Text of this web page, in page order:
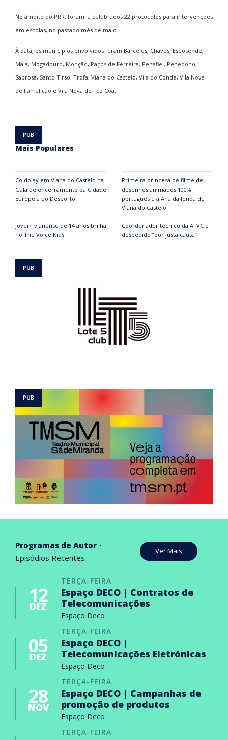
No âmbito do PRR, foram já celebrados 22 protocolos para intervenções
em escolas, no passado mês de maio.
À data, os municípios envolvidos foram Barcelos, Chaves, Esposende,
Maia, Mogadouro, Monção, Paços de Ferreira, Penafiel, Penedono,
Sabrosa, Santo Tirso, Trofa, Viana do Castelo, Vila do Conde, Vila Nova
de Famalicão e Vila Nova de Foz Côa.
Mais Populares
Coldplay em Viana do Castelo na
Gala de encerramento da Cidade
Europeia do Desporto
Primeira princesa de filme de
desenhos animados 100%
português é a Ana da lenda de
Viana do Castelo
Jovem vianense de 14 anos brilha
no The Voice Kids
Coordenador técnico da AFVC é
despedido “por justa causa”
Programas de Autor
Episódios Recentes
Ver Mais
TERÇA-FEIRA
12
DEZ
Espaço DECO | Contratos de
Telecomunicações
Espaço Deco
TERÇA-FEIRA
05
DEZ
Espaço DECO |
Telecomunicações Eletrónicas
Espaço Deco
TERÇA-FEIRA
28
NOV
Espaço DECO | Campanhas de
promoção de produtos
Espaço Deco
TERÇA-FEIRA